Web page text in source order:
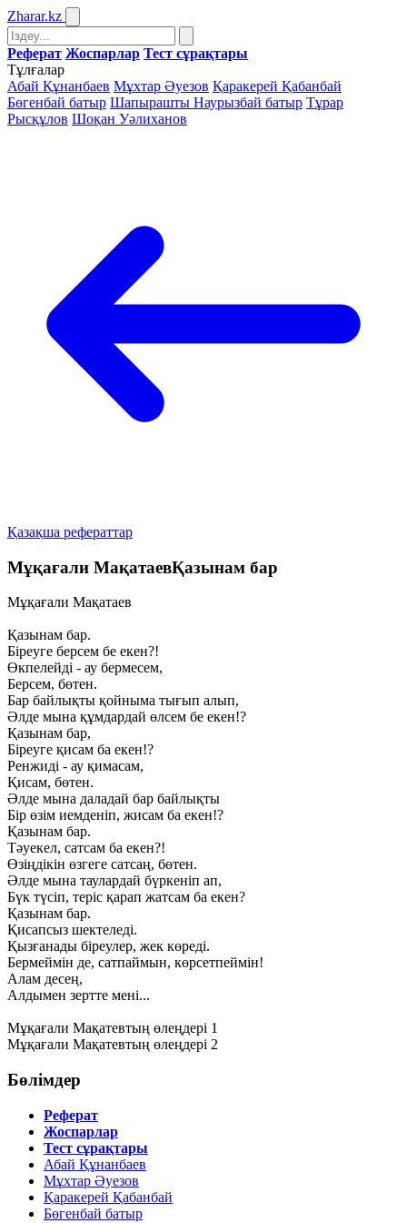
Zharar.kz
Реферат Жоспарлар Тест сұрақтары
Тұлғалар
Абай Құнанбаев Мұхтар Әуезов Қаракерей Қабанбай
Бөгенбай батыр Шапырашты Наурызбай батыр Тұрар
Рысқұлов Шоқан Уәлиханов
Қазақша рефераттар
Мұқағали МақатаевҚазынам бар
Мұқағали Мақатаев
Қазынам бар.
Біреуге берсем бе екен?!
Өкпелейді - ау бермесем,
Берсем, бөтен.
Бар байлықты қойныма тығып алып,
Әлде мына құмдардай өлсем бе екен!?
Қазынам бар,
Біреуге қисам ба екен!?
Ренжиді - ау қимасам,
Қисам, бөтен.
Әлде мына даладай бар байлықты
Бір өзім иемденіп, жисам ба екен!?
Қазынам бар.
Тәуекел, сатсам ба екен?!
Өзіңдікін өзгеге сатсаң, бөтен.
Әлде мына таулардай бүркеніп ап,
Бүк түсіп, теріс қарап жатсам ба екен?
Қазынам бар.
Қисапсыз шектеледі.
Қызғанады біреулер, жек көреді.
Бермеймін де, сатпаймын, көрсетпеймін!
Алам десең,
Алдымен зертте мені...
Мұқағали Мақатевтың өлеңдері 1
Мұқағали Мақатевтың өлеңдері 2
Бөлімдер
Реферат
Жоспарлар
Тест сұрақтары
Абай Құнанбаев
Мұхтар Әуезов
Қаракерей Қабанбай
Бөгенбай батыр